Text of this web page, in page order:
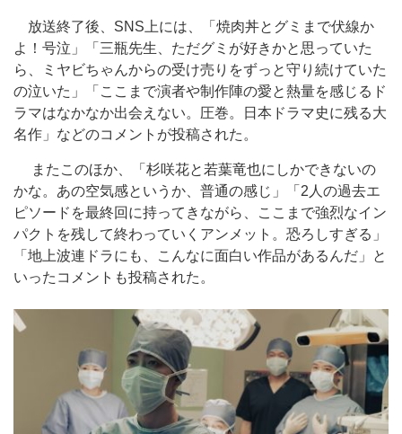
放送終了後、SNS上には、「焼肉丼とグミまで伏線か
よ！号泣」「三瓶先生、ただグミが好きかと思っていた
ら、ミヤビちゃんからの受け売りをずっと守り続けていた
の泣いた」「ここまで演者や制作陣の愛と熱量を感じるド
ラマはなかなか出会えない。圧巻。日本ドラマ史に残る大
名作」などのコメントが投稿された。
またこのほか、「杉咲花と若葉竜也にしかできないの
かな。あの空気感というか、普通の感じ」「2人の過去エ
ピソードを最終回に持ってきながら、ここまで強烈なイン
パクトを残して終わっていくアンメット。恐ろしすぎる」
「地上波連ドラにも、こんなに面白い作品があるんだ」と
いったコメントも投稿された。